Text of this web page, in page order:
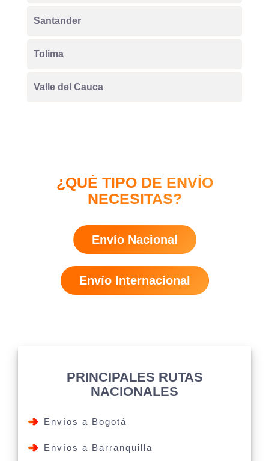
Santander
Tolima
Valle del Cauca
¿QUÉ TIPO DE ENVÍO
NECESITAS?
Envío Nacional
Envío Internacional
PRINCIPALES RUTAS
NACIONALES
Envíos a Bogotá
Envíos a Barranquilla